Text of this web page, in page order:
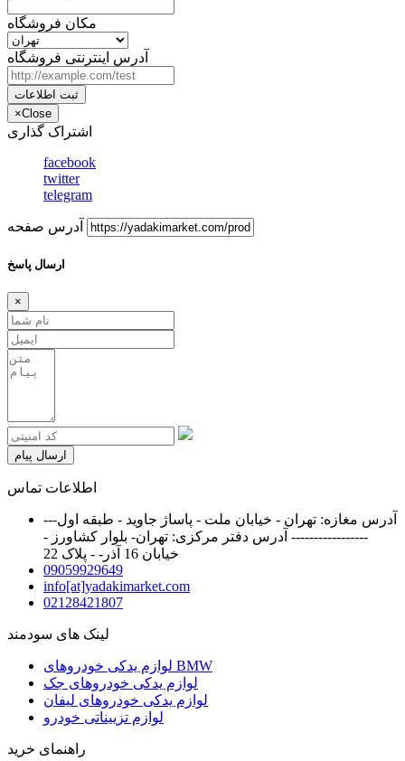
مکان فروشگاه
آدرس اینترنتی فروشگاه
ثبت اطلاعات
×Close
اشتراک گذاری
facebook
twitter
telegram
آدرس صفحه
ارسال پاسخ
×
ارسال پیام
اطلاعات تماس
آدرس مغازه: تهران - خیابان ملت - پاساژ جاوید - طبقه اول---
----------------- آدرس دفتر مرکزی: تهران- بلوار کشاورز -
خیابان 16 آذر- - پلاک 22
09059929649
info[at]yadakimarket.com
02128421807
لینک های سودمند
لوازم یدکی خودروهای BMW
لوازم یدکی خودروهای جک
لوازم یدکی خودروهای لیفان
لوازم تزییناتی خودرو
راهنمای خرید